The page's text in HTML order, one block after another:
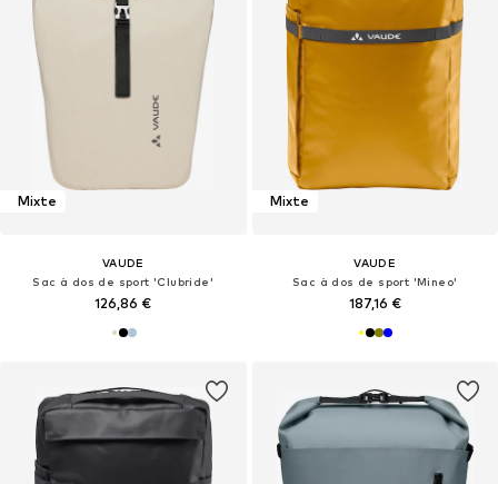
Mixte
VAUDE
Sac à dos de sport 'Clubride'
126,86 €
Mixte
VAUDE
Sac à dos de sport 'Mineo'
187,16 €